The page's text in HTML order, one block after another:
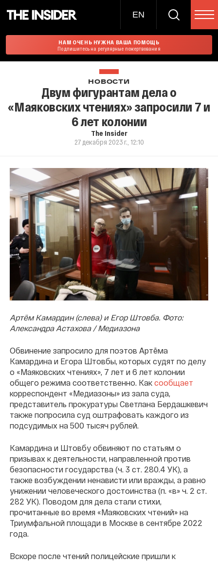
EN
НАМ ОЧЕНЬ НУЖНА ВАША ПОМОЩЬ
Подпишитесь на регулярные пожертвования
НОВОСТИ
Двум фигурантам дела о
«Маяковских чтениях» запросили 7 и
6 лет колонии
The Insider
27 декабря 2023 г., 12:10
Артём Камардин (слева) и Егор Штовба. Фото:
Александра Астахова / Медиазона
Обвинение запросило для поэтов Артёма
Камардина и Егора Штовбы, которых судят по делу
о «Маяковских чтениях», 7 лет и 6 лет колонии
общего режима соответственно. Как сообщает
корреспондент «Медиазоны» из зала суда,
представитель прокуратуры Светлана Бердашкевич
также попросила суд оштрафовать каждого из
подсудимых на 500 тысяч рублей.
Камардина и Штовбу обвиняют по статьям о
призывах к деятельности, направленной против
безопасности государства (ч. 3 ст. 280.4 УК), а
также возбуждении ненависти или вражды, а равно
унижении человеческого достоинства (п. «в» ч. 2 ст.
282 УК). Поводом для дела стали стихи,
прочитанные во время «Маяковских чтений» на
Триумфальной площади в Москве в сентябре 2022
года.
Вскоре после чтений полицейские пришли к